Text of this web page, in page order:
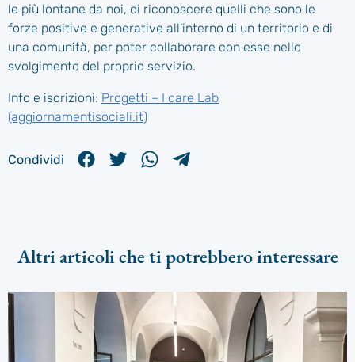
le più lontane da noi, di riconoscere quelli che sono le
forze positive e generative all’interno di un territorio e di
una comunità, per poter collaborare con esse nello
svolgimento del proprio servizio.
Info e iscrizioni: Progetti – I care Lab
(aggiornamentisociali.it)
Condividi
Altri articoli che ti potrebbero interessare